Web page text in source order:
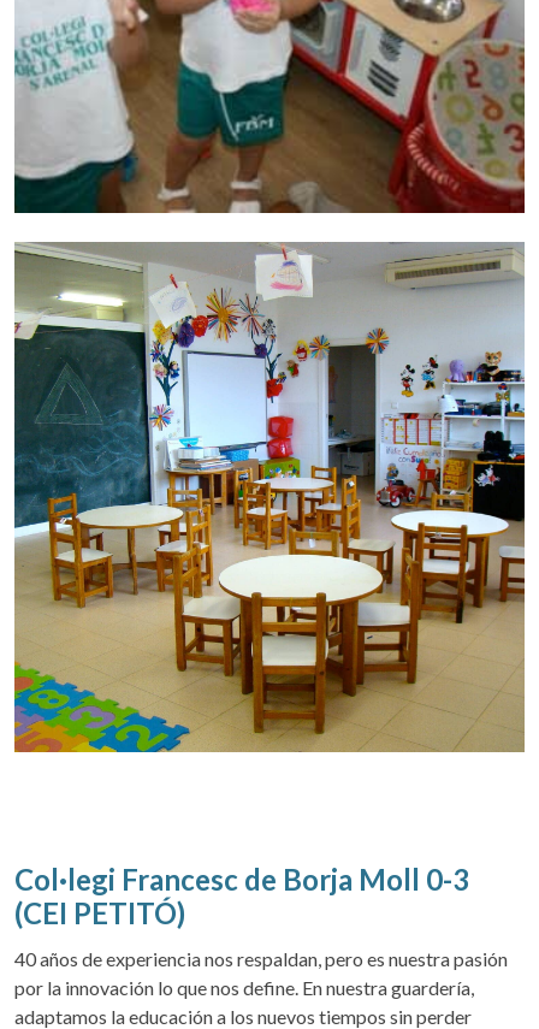
Col·legi Francesc de Borja Moll 0-3
(CEI PETITÓ)
40 años de experiencia nos respaldan, pero es nuestra pasión
por la innovación lo que nos define. En nuestra guardería,
adaptamos la educación a los nuevos tiempos sin perder